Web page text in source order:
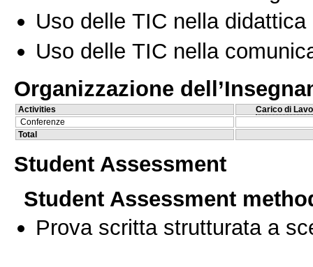
Uso delle TIC nella
Uso delle TIC nella
Organizzazione
Activities
Carico di
Conferenze
Total
Student Assessment
Student Assessment
Prova scritta strutturata a